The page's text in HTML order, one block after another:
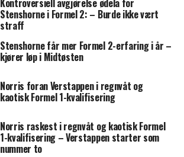
Stenshorne i Formel 2: – Burde ikke vært
straff
Stenshorne får mer Formel 2-erfaring i år –
kjører løp i Midtøsten
Norris foran Verstappen i regnvåt og
kaotisk Formel 1-kvalifisering
Norris raskest i regnvåt og kaotisk Formel
1-kvalifisering – Verstappen starter som
nummer to